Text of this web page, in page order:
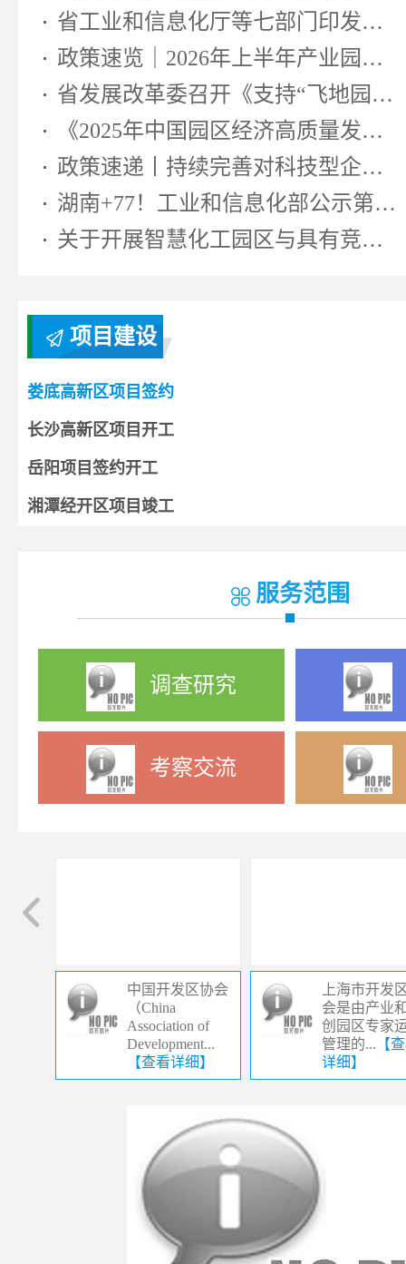
省工业和信息化厅等七部门印发《湖...
政策速览｜2026年上半年产业园区相...
省发展改革委召开《支持“飞地园区...
《2025年中国园区经济高质量发展研...
政策速递丨持续完善对科技型企业...
湖南+77！工业和信息化部公示第七...
关于开展智慧化工园区与具有竞争...
项目建设
娄底高新区项目签约
长沙高新区项目开工
岳阳项目签约开工
湘潭经开区项目竣工
服务范围
调查研究
考察交流
中国开发区协会
（China
Association of
Development...
【查看详细】
上海市开发
会是由产业
创园区专家
管理的... 【
详细】